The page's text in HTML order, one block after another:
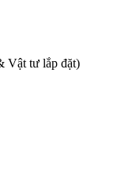
Vật tư lắp đặt)